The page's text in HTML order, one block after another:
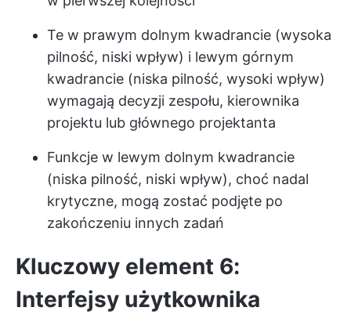
Te w prawym dolnym kwadrancie (wysoka
pilność, niski wpływ) i lewym górnym
kwadrancie (niska pilność, wysoki wpływ)
wymagają decyzji zespołu, kierownika
projektu lub głównego projektanta
Funkcje w lewym dolnym kwadrancie
(niska pilność, niski wpływ), choć nadal
krytyczne, mogą zostać podjęte po
zakończeniu innych zadań
Kluczowy element 6:
Interfejsy użytkownika